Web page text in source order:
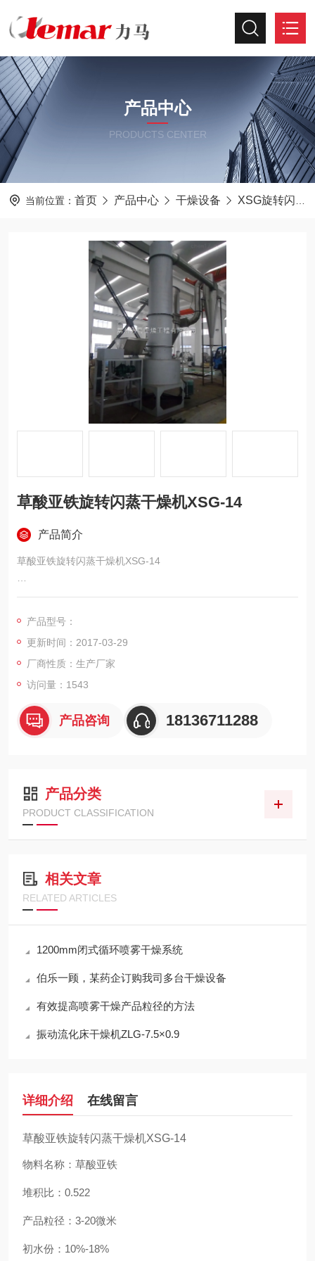
产品中心
PRODUCTS CENTER
当前位置： 首页 产品中心 干燥设备 XSG旋转闪蒸干燥机
草酸亚铁旋转闪蒸干燥机XSG-14
产品简介
草酸亚铁旋转闪蒸干燥机XSG-14
物料名称：草酸亚铁
堆积比：0.522
产品粒径：3-20微米
终水份：≤0.3%
产品型号：
更新时间：2017-03-29
厂商性质：生产厂家
访问量：1543
产品咨询 18136711288
产品分类
PRODUCT CLASSIFICATION
相关文章
RELATED ARTICLES
1200mm闭式循环喷雾干燥系统
伯乐一顾，某药企订购我司多台干燥设备
有效提高喷雾干燥产品粒径的方法
振动流化床干燥机ZLG-7.5×0.9
详细介绍 在线留言
草酸亚铁旋转闪蒸干燥机XSG-14
物料名称：草酸亚铁
堆积比：0.522
产品粒径：3-20微米
初水份：10%-18%